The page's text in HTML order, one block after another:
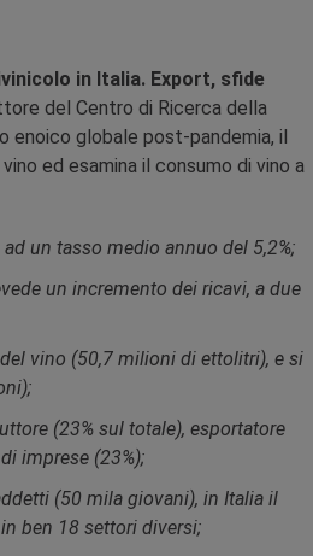
in Italia. Export, sfide
del Centro di Ricerca della
enoico globale post-pandemia, il
ed esamina il consumo di vino a
un tasso medio annuo del 5,2%;
un incremento dei ricavi, a due
vino (50,7 milioni di ettolitri), e si
(23% sul totale), esportatore
imprese (23%);
(50 mila giovani), in Italia il
ben 18 settori diversi;